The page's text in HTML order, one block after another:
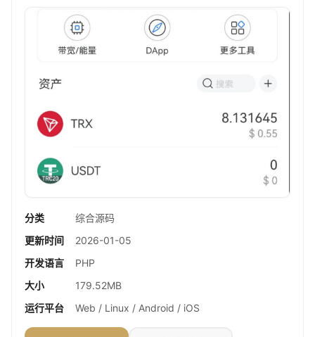
分类
综合源码
更新时间
2026-01-05
开发语言
PHP
大小
179.52MB
运行平台
Web / Linux / Android / iOS